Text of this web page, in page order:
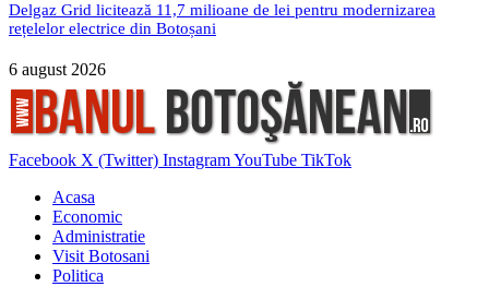
Delgaz Grid licitează 11,7 milioane de lei pentru modernizarea
rețelelor electrice din Botoșani
6 august 2026
Facebook X (Twitter) InstagramYouTube TikTok
Acasa
Economic
Administratie
Visit Botosani
Politica